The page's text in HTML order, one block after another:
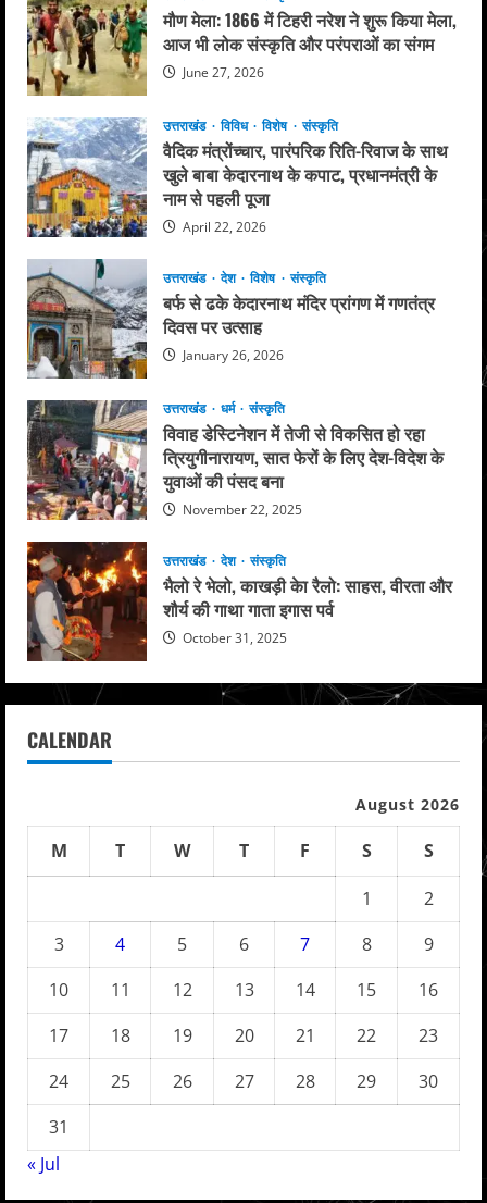
मौण मेला: 1866 में टिहरी नरेश ने शुरू किया मेला,
आज भी लोक संस्कृति और परंपराओं का संगम
June 27, 2026
उत्तराखंड विविध विशेष संस्कृति
वैदिक मंत्रोंच्चार, पारंपरिक रिति-रिवाज के साथ
खुले बाबा केदारनाथ के कपाट, प्रधानमंत्री के
नाम से पहली पूजा
April 22, 2026
उत्तराखंड देश विशेष संस्कृति
बर्फ से ढके केदारनाथ मंदिर प्रांगण में गणतंत्र
दिवस पर उत्साह
January 26, 2026
उत्तराखंड धर्म संस्कृति
विवाह डेस्टिनेशन में तेजी से विकसित हो रहा
त्रियुगीनारायण, सात फेरों के लिए देश-विदेश के
युवाओं की पंसद बना
November 22, 2025
उत्तराखंड देश संस्कृति
भैलो रे भेलो, काखड़ी केा रैलो: साहस, वीरता और
शौर्य की गाथा गाता इगास पर्व
October 31, 2025
CALENDAR
August 2026
M T W T F S
S
1
2
3
4 5 6 7 8
9
10
11 12 13 14 15
16
17
18 19 20 21 22
23
24
25 26 27 28 29
30
31
« Jul